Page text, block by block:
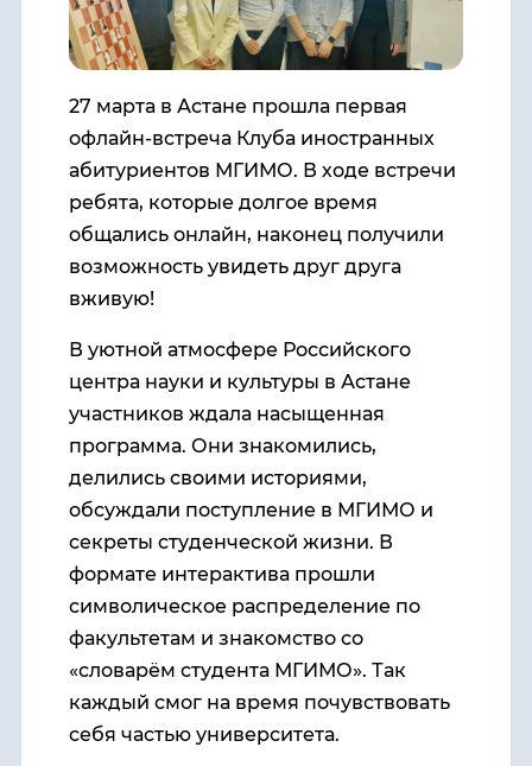
27 марта в Астане прошла первая
офлайн-встреча Клуба иностранных
абитуриентов МГИМО. В ходе встречи
ребята, которые долгое время
общались онлайн, наконец получили
возможность увидеть друг друга
вживую!
В уютной атмосфере Российского
центра науки и культуры в Астане
участников ждала насыщенная
программа. Они знакомились,
делились своими историями,
обсуждали поступление в МГИМО и
секреты студенческой жизни. В
формате интерактива прошли
символическое распределение по
факультетам и знакомство со
«словарём студента МГИМО». Так
каждый смог на время почувствовать
себя частью университета.